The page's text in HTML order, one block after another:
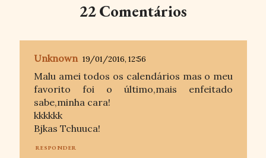
22 Comentários
Unknown 19/01/2016, 12:56
Malu amei todos os calendários mas o meu
favorito foi o último,mais enfeitado
sabe,minha cara!
kkkkkk
Bjkas Tchuuca!
RESPONDER